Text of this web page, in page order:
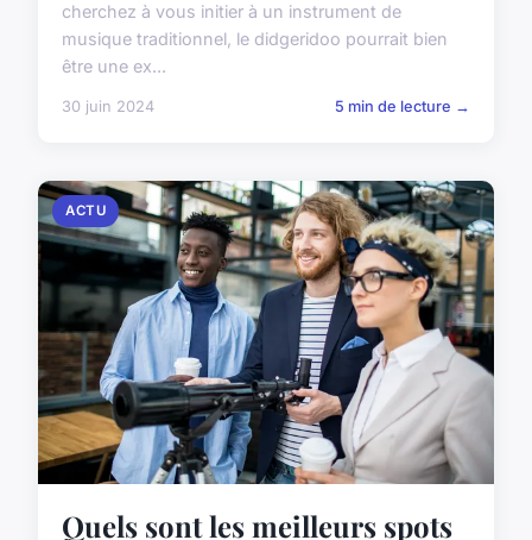
cherchez à vous initier à un instrument de
musique traditionnel, le didgeridoo pourrait bien
être une ex...
30 juin 2024 5 min de lecture →
ACTU
Quels sont les meilleurs spots